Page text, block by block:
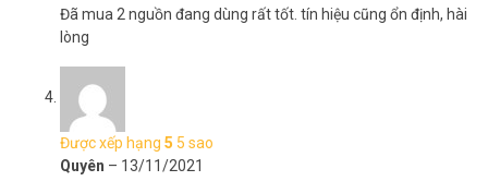
Đã mua 2 nguồn đang dùng rất tốt. tín hiệu cũng ổn định, hài
lòng
Được xếp hạng 5 5 sao
Quyên – 13/11/2021